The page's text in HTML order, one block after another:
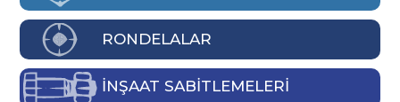
RONDELALAR
İNŞAAT SABİTLEMELERİ